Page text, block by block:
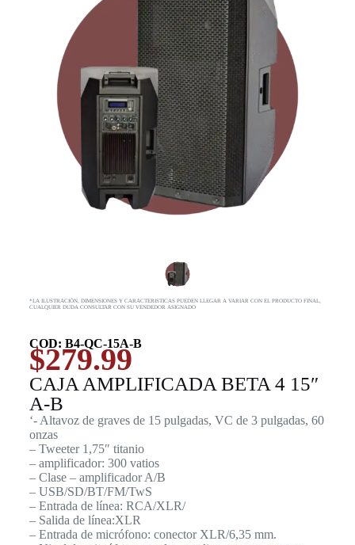
*LA ILUSTRACIÓN, DIMENSIONES Y CARACTERISTICAS PUEDEN LLEGAR A VARIAR CON EL PRODUCTO FINAL,
CUALQUIER DUDA CONSULTAR CON SU VENDEDOR ASIGNADO
COD: B4-QC-15A-B
$279.99
CAJA AMPLIFICADA BETA 4 15″
A-B
‘- Altavoz de graves de 15 pulgadas, VC de 3 pulgadas, 60
onzas
– Tweeter 1,75″ titanio
– amplificador: 300 vatios
– Clase – amplificador A/B
– USB/SD/BT/FM/TwS
– Entrada de línea: RCA/XLR/
– Salida de línea:XLR
– Entrada de micrófono: conector XLR/6,35 mm.